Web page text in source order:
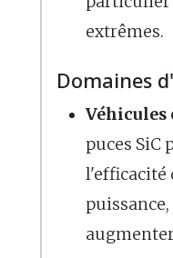
extrêmes.
Domaines
Véhicules
puces SiC
l'efficacité